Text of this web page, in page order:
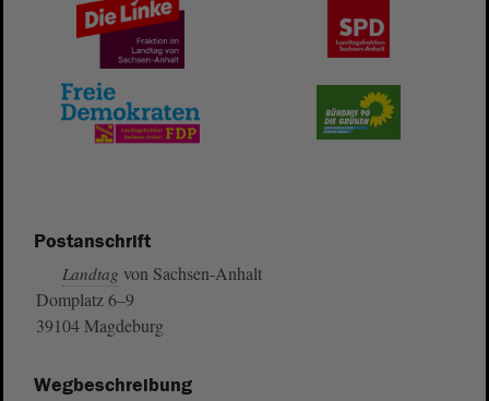
Postanschrift
Landtag von Sachsen-Anhalt
Domplatz 6–9
39104 Magdeburg
Wegbeschreibung